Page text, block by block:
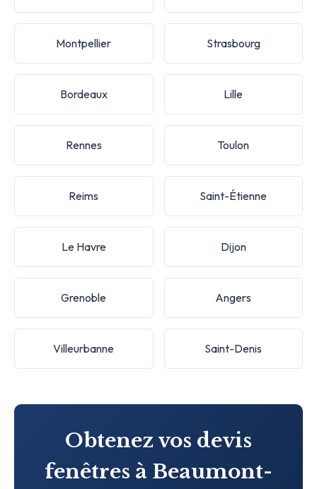
Montpellier Strasbourg
Bordeaux Lille
Rennes Toulon
Reims Saint-Étienne
Le Havre Dijon
Grenoble Angers
Villeurbanne Saint-Denis
Obtenez vos devis
fenêtres à Beaumont-